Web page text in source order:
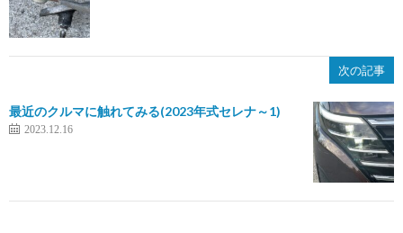
次の記事
最近のクルマに触れてみる(2023年式セレナ～1)
2023.12.16